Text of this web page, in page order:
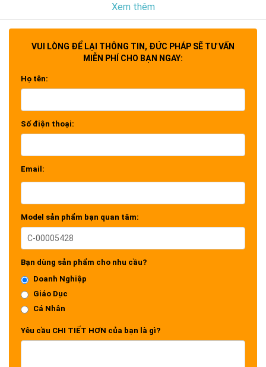
Xem thêm
VUI LÒNG ĐỂ LẠI THÔNG TIN, ĐỨC PHÁP SẼ TƯ VẤN
MIỄN PHÍ CHO BẠN NGAY:
Họ tên:
Số điện thoại:
Email:
Model sản phẩm bạn quan tâm:
Bạn dùng sản phẩm cho nhu cầu?
Doanh Nghiệp
Giáo Dục
Cá Nhân
Yêu cầu CHI TIẾT HƠN của bạn là gì?